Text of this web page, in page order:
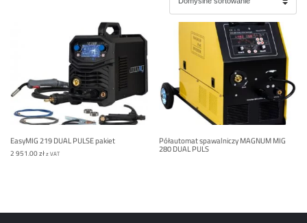
EasyMIG 219 DUAL PULSE pakiet
2 951.00złz VAT
Półautomat spawalniczy MAGNUM MIG
280 DUAL PULS